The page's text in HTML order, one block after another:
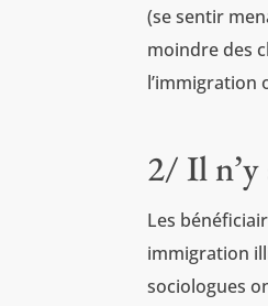
(se sentir
moindre des
l’immigration
2/ Il n’y
Les
immigration
sociologues